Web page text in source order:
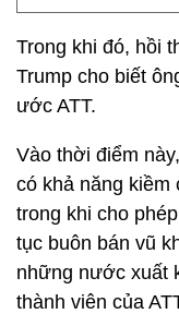
Trong khi đó, hồi
Trump cho biết
ước ATT.
Vào thời điểm
có khả năng kiềm
trong khi cho
tục buôn bán vũ
những nước xuất
thành viên của